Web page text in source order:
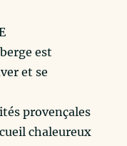
est
et se
provençales
chaleureux